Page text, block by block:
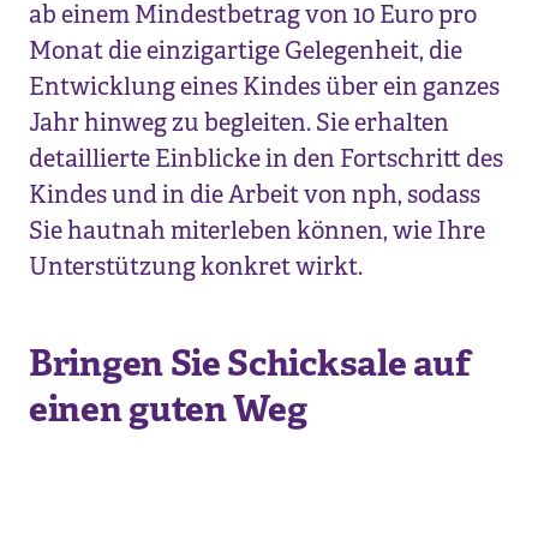
ab einem Mindestbetrag von 10 Euro pro
Monat die einzigartige Gelegenheit, die
Entwicklung eines Kindes über ein ganzes
Jahr hinweg zu begleiten. Sie erhalten
detaillierte Einblicke in den Fortschritt des
Kindes und in die Arbeit von nph, sodass
Sie hautnah miterleben können, wie Ihre
Unterstützung konkret wirkt.
Bringen Sie Schicksale auf
einen guten Weg